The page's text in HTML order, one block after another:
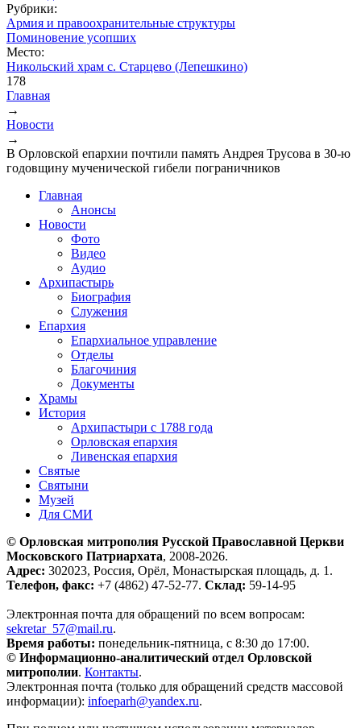
Рубрики:
Армия и правоохранительные структуры
Поминовение усопших
Место:
Никольский храм с. Старцево (Лепешкино)
178
Вы здесь
Главная
→
Новости
→
В Орловской епархии почтили память Андрея Трусова в 30-ю
годовщину мученической гибели пограничников
Главная
Анонсы
Новости
Фото
Видео
Аудио
Архипастырь
Биография
Служения
Епархия
Епархиальное управление
Отделы
Благочиния
Документы
Храмы
История
Архипастыри с 1788 года
Орловская епархия
Ливенская епархия
Святые
Святыни
Музей
Для СМИ
© Орловская митрополия Русской Православной Церкви
Московского Патриархата, 2008-2026.
Адрес: 302023, Россия, Орёл, Монастырская площадь, д. 1.
Телефон, факс: +7 (4862) 47-52-77. Склад: 59-14-95
Электронная почта для обращений по всем вопросам:
sekretar_57@mail.ru.
Время работы: понедельник-пятница, с 8:30 до 17:00.
© Информационно-аналитический отдел Орловской
митрополии. Контакты.
Электронная почта (только для обращений средств массовой
информации): infoeparh@yandex.ru.